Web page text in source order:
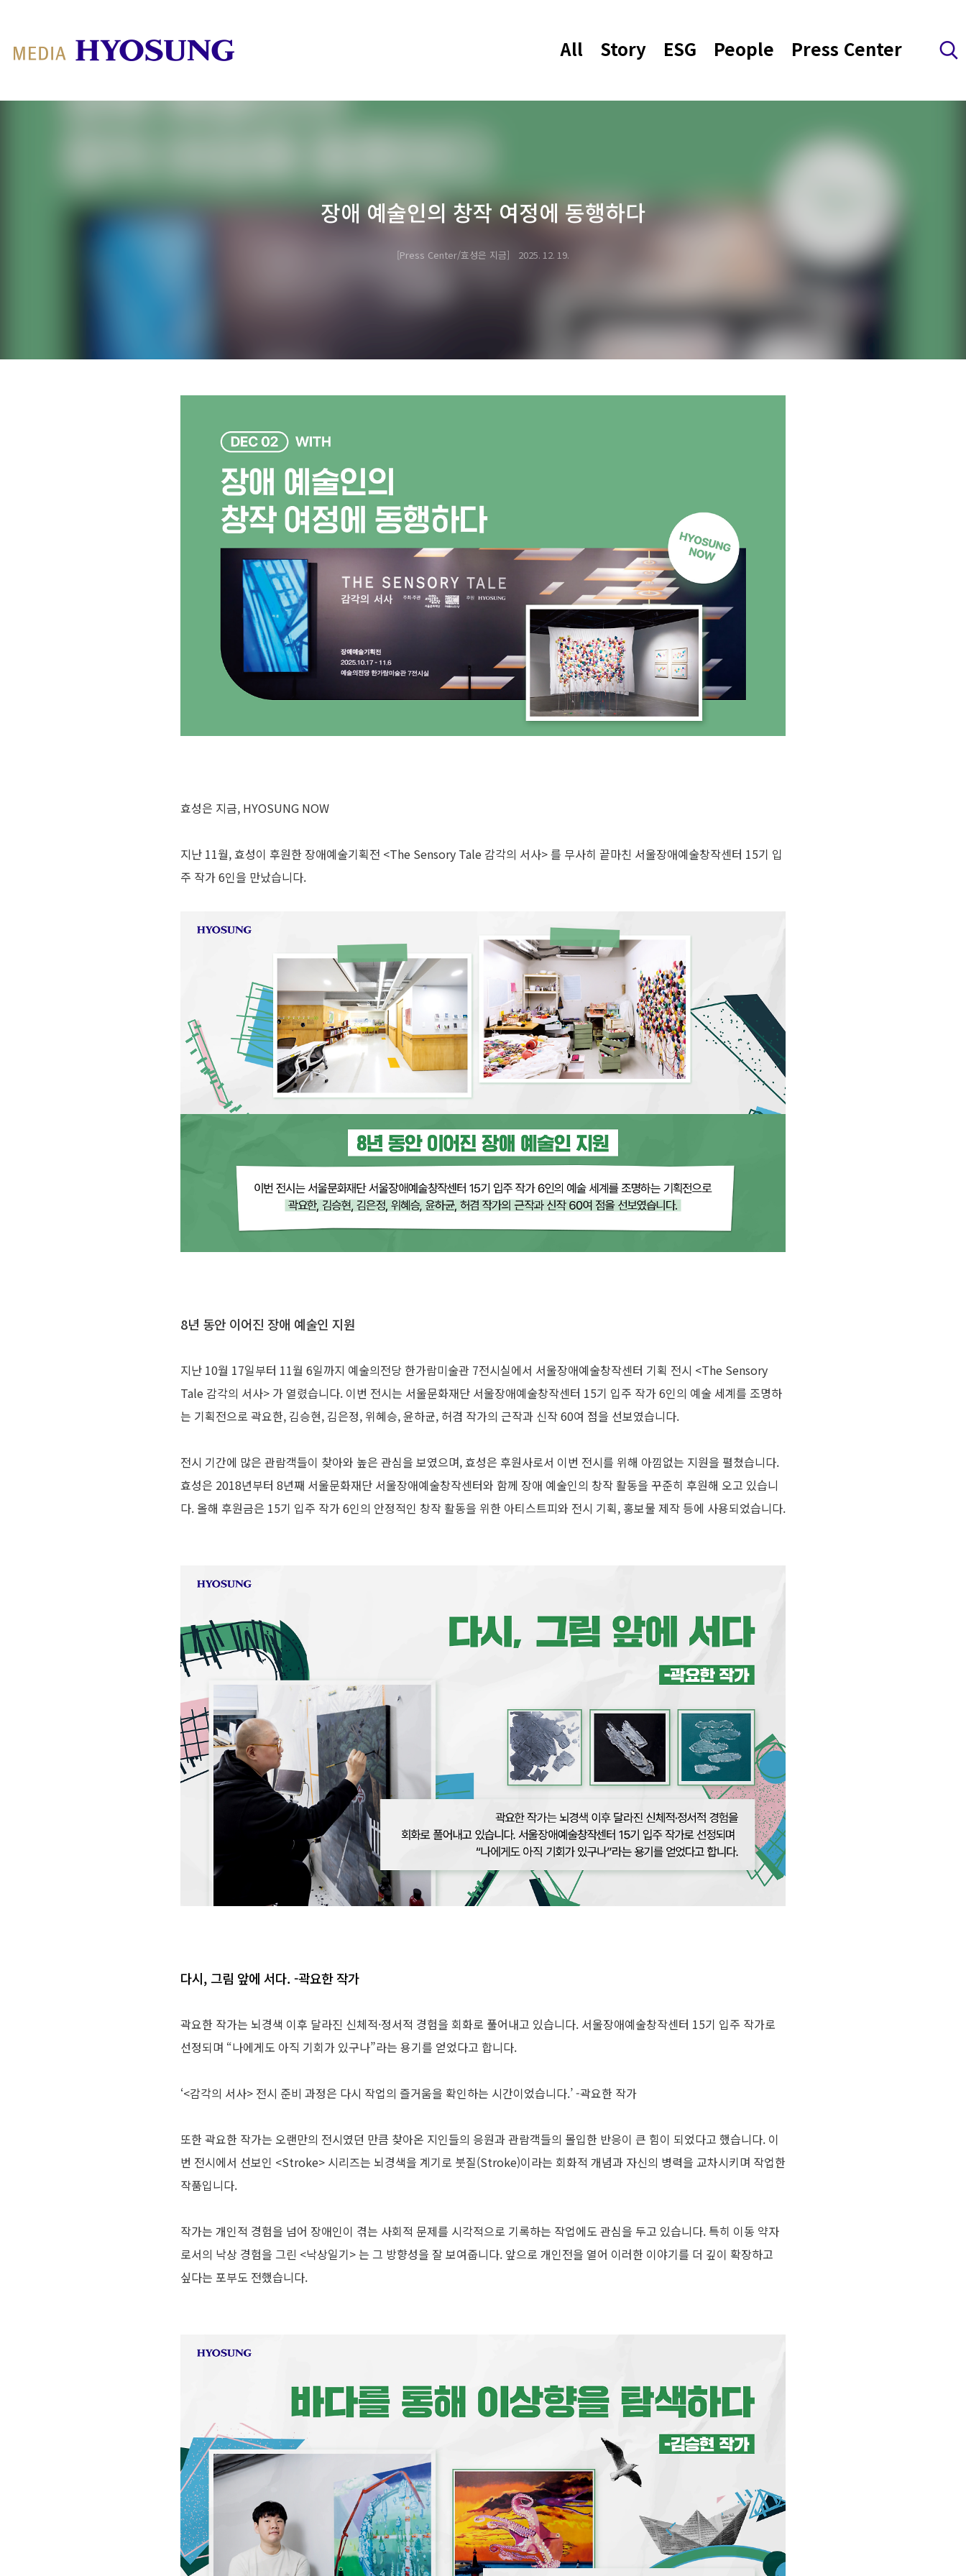
MY FRIEND HYOSUNG All Story ESG People Press Center 검색 레이어 열기
장애 예술인의 창작 여정에 동행하다
Press Center/효성은 지금 2025. 12. 19.
효성은 지금, HYOSUNG NOW
지난 11월, 효성이 후원한 장애예술기획전 <The Sensory Tale 감각의 서사> 를 무사히 끝마친 서울장애예술창작센터 15기 입
주 작가 6인을 만났습니다.
8년 동안 이어진 장애 예술인 지원
지난 10월 17일부터 11월 6일까지 예술의전당 한가람미술관 7전시실에서 서울장애예술창작센터 기획 전시 <The Sensory
Tale 감각의 서사> 가 열렸습니다. 이번 전시는 서울문화재단 서울장애예술창작센터 15기 입주 작가 6인의 예술 세계를 조명하
는 기획전으로 곽요한, 김승현, 김은정, 위혜승, 윤하균, 허겸 작가의 근작과 신작 60여 점을 선보였습니다.
전시 기간에 많은 관람객들이 찾아와 높은 관심을 보였으며, 효성은 후원사로서 이번 전시를 위해 아낌없는 지원을 펼쳤습니다.
효성은 2018년부터 8년째 서울문화재단 서울장애예술창작센터와 함께 장애 예술인의 창작 활동을 꾸준히 후원해 오고 있습니
다. 올해 후원금은 15기 입주 작가 6인의 안정적인 창작 활동을 위한 아티스트피와 전시 기획, 홍보물 제작 등에 사용되었습니다.
다시, 그림 앞에 서다. -곽요한 작가
곽요한 작가는 뇌경색 이후 달라진 신체적·정서적 경험을 회화로 풀어내고 있습니다. 서울장애예술창작센터 15기 입주 작가로
선정되며 “나에게도 아직 기회가 있구나”라는 용기를 얻었다고 합니다.
‘<감각의 서사> 전시 준비 과정은 다시 작업의 즐거움을 확인하는 시간이었습니다.’ -곽요한 작가
또한 곽요한 작가는 오랜만의 전시였던 만큼 찾아온 지인들의 응원과 관람객들의 몰입한 반응이 큰 힘이 되었다고 했습니다. 이
번 전시에서 선보인 <Stroke> 시리즈는 뇌경색을 계기로 붓질(Stroke)이라는 회화적 개념과 자신의 병력을 교차시키며 작업한
작품입니다.
작가는 개인적 경험을 넘어 장애인이 겪는 사회적 문제를 시각적으로 기록하는 작업에도 관심을 두고 있습니다. 특히 이동 약자
로서의 낙상 경험을 그린 <낙상일기> 는 그 방향성을 잘 보여줍니다. 앞으로 개인전을 열어 이러한 이야기를 더 깊이 확장하고
싶다는 포부도 전했습니다.